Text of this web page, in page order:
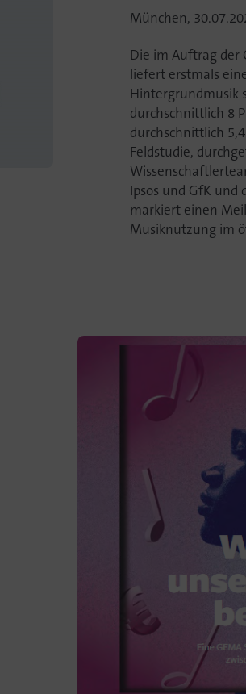
München,
Die im Auftrag der
liefert erstmals
Hintergrundmusik
durchschnittlich 8
durchschnittlich
Feldstudie,
Ipsos und GfK
markiert einen
Musiknutzung im